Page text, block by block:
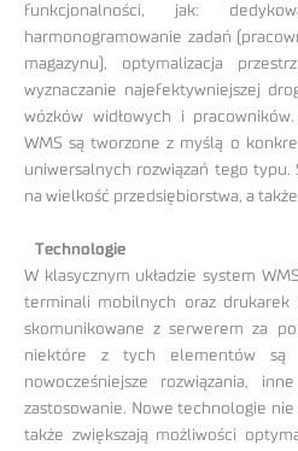
funkcjonalności, jak:
harmonogramowanie zadań
magazynu), optymalizacja
wyznaczanie najefektywniejszej
wózków widłowych i
WMS są tworzone z myślą o
uniwersalnych rozwiązań tego typu.
na wielkość przedsiębiorstwa, a
Technologie
W klasycznym układzie system
terminali mobilnych oraz drukarek
skomunikowane z serwerem za
niektóre z tych elementów są
nowocześniejsze rozwiązania,
zastosowanie. Nowe technologie
także zwiększają możliwości